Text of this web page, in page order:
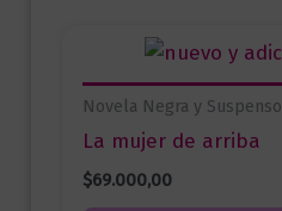
Novela Negra y Suspenso
La mujer de arriba
$69.000,00